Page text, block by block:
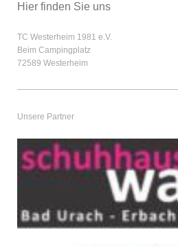
Hier finden Sie uns
TC Westerheim 1981 e.V.
Beim Campingplatz
72589 Westerheim
Unsere Partner